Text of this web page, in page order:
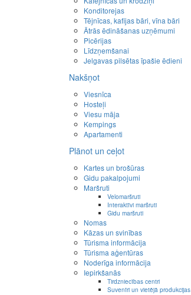
Konditorejas
Tējnīcas, kafijas bāri, vīna bāri
Ātrās ēdināšanas uzņēmumi
Picērijas
Līdzņemšanai
Jelgavas pilsētas īpašie ēdieni
Nakšņot
Viesnīca
Hosteļi
Viesu māja
Kempings
Apartamenti
Plānot un ceļot
Kartes un brošūras
Gidu pakalpojumi
Maršruti
Velomaršruti
Interaktīvi maršruti
Gidu maršruti
Nomas
Kāzas un svinības
Tūrisma informācija
Tūrisma aģentūras
Noderīga informācija
Iepirkšanās
Tirdzniecības centri
Suvenīri un vietējā produkcijas